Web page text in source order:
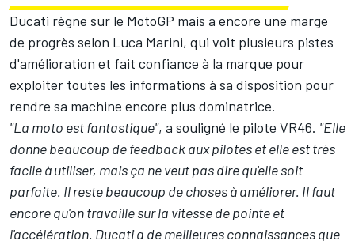
Ducati règne sur le MotoGP mais a encore une marge
de progrès selon Luca Marini, qui voit plusieurs pistes
d'amélioration et fait confiance à la marque pour
exploiter toutes les informations à sa disposition pour
rendre sa machine encore plus dominatrice.
"La moto est fantastique", a souligné le pilote VR46. "Elle
donne beaucoup de feedback aux pilotes et elle est très
facile à utiliser, mais ça ne veut pas dire qu'elle soit
parfaite. Il reste beaucoup de choses à améliorer. Il faut
encore qu'on travaille sur la vitesse de pointe et
l'accélération. Ducati a de meilleures connaissances que